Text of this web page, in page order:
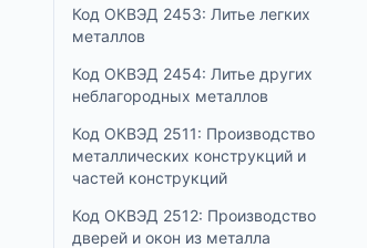
Код ОКВЭД 2453: Литье легких
металлов
Код ОКВЭД 2454: Литье других
неблагородных металлов
Код ОКВЭД 2511: Производство
металлических конструкций и
частей конструкций
Код ОКВЭД 2512: Производство
дверей и окон из металла